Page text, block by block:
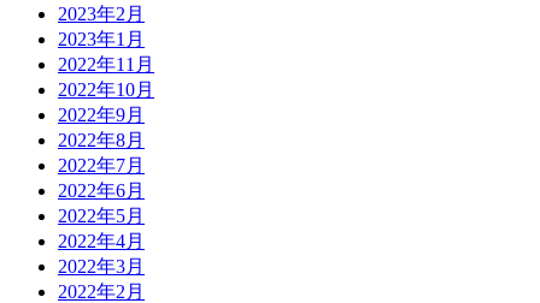
2023年2月
2023年1月
2022年11月
2022年10月
2022年9月
2022年8月
2022年7月
2022年6月
2022年5月
2022年4月
2022年3月
2022年2月